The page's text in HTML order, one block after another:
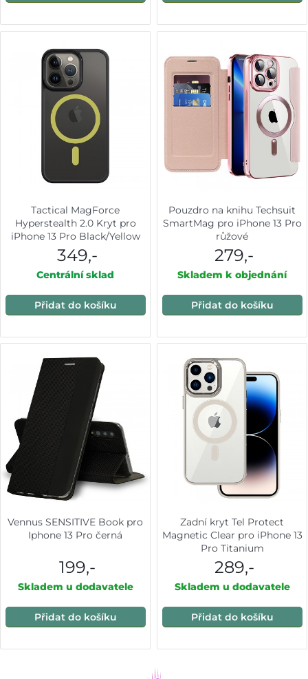
Tactical MagForce
Hyperstealth 2.0 Kryt pro
iPhone 13 Pro Black/Yellow
349,-
Centrální sklad
Přidat do košíku
Pouzdro na knihu Techsuit
SmartMag pro iPhone 13 Pro
růžové
279,-
Skladem k objednání
Přidat do košíku
Vennus SENSITIVE Book pro
Iphone 13 Pro černá
199,-
Skladem u dodavatele
Přidat do košíku
Zadní kryt Tel Protect
Magnetic Clear pro iPhone 13
Pro Titanium
289,-
Skladem u dodavatele
Přidat do košíku